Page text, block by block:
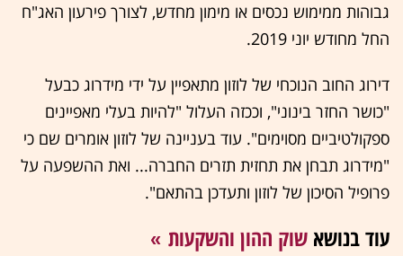
גבוהות ממימוש נכסים או מימון מחדש, לצורך פירעון האג"ח
החל מחודש יוני 2019.
דירוג החוב הנוכחי של לוזון מתאפיין על ידי מידרוג כבעל
"כושר החזר בינוני", וככזה העלול "להיות בעלי מאפיינים
ספקולטיביים מסוימים". עוד בעניינה של לוזון אומרים שם כי
"מידרוג תבחן את תחזית תזרים החברה... ואת ההשפעה על
פרופיל הסיכון של לוזון ותעדכן בהתאם".
עוד בנושא שוק ההון והשקעות